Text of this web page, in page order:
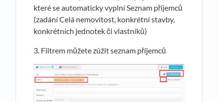
které se automaticky vyplní Seznam příjemců
(zadání Celá nemovitost, konkrétní stavby,
konkrétních jednotek či vlastníků)
3. Filtrem můžete zúžit seznam příjemců